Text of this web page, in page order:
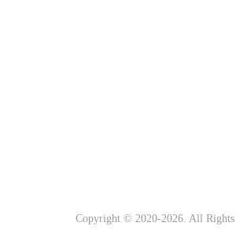
Copyright © 2020-2026. All Rights